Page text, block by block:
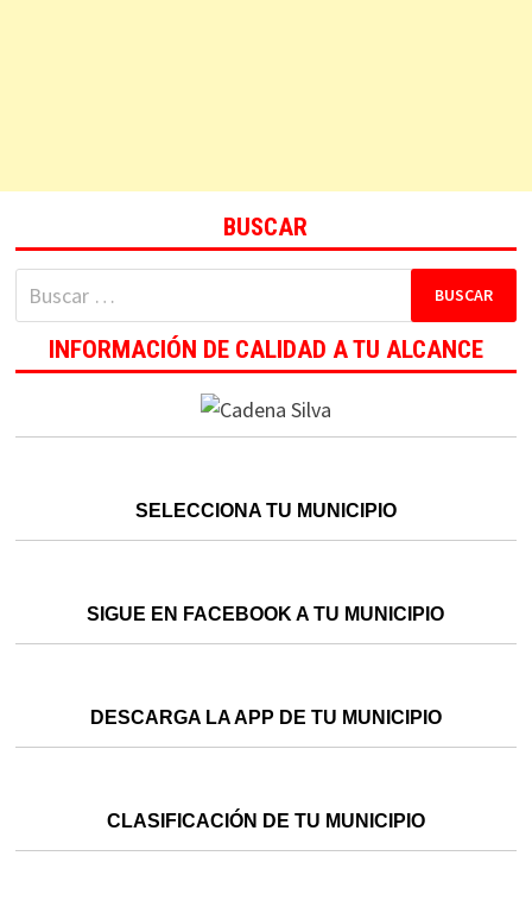
BUSCAR
Buscar:
INFORMACIÓN DE CALIDAD A TU ALCANCE
SELECCIONA TU MUNICIPIO
SIGUE EN FACEBOOK A TU MUNICIPIO
DESCARGA LA APP DE TU MUNICIPIO
CLASIFICACIÓN DE TU MUNICIPIO